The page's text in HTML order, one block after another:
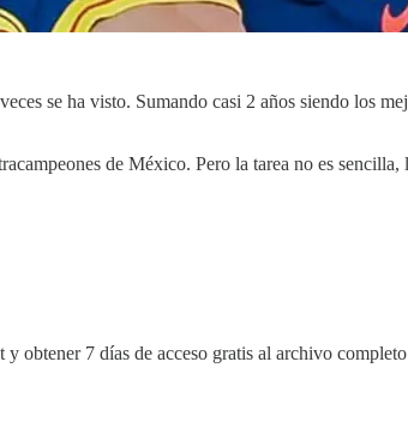
se ha visto. Sumando casi 2 años siendo los
de México. Pero la tarea no es
y obtener 7 días de acceso gratis al archivo